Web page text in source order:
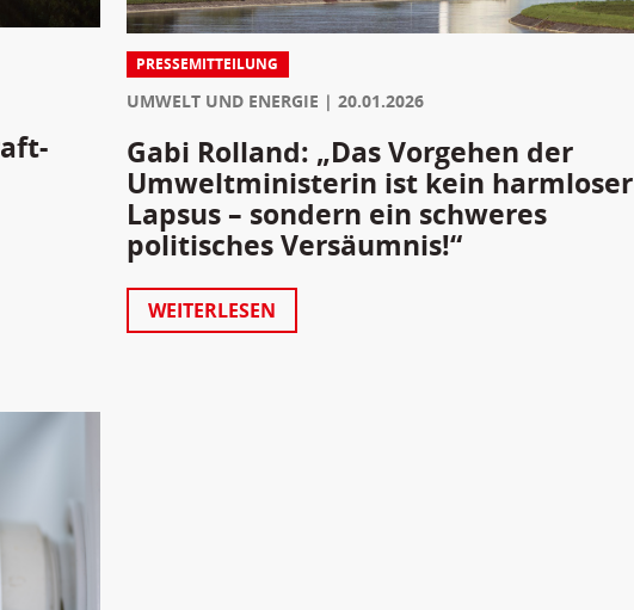
PRESSEMITTEILUNG
UMWELT UND ENERGIE 20.01.2026
Gabi Rolland: „Das Vorgehen der
Umweltministerin ist kein harmloser
Lapsus – sondern ein schweres
politisches Versäumnis!“
WEITERLESEN